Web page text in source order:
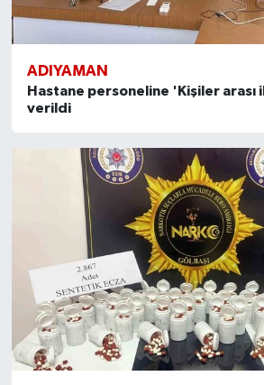
ADIYAMAN
Hastane personeline 'Kişiler
verildi